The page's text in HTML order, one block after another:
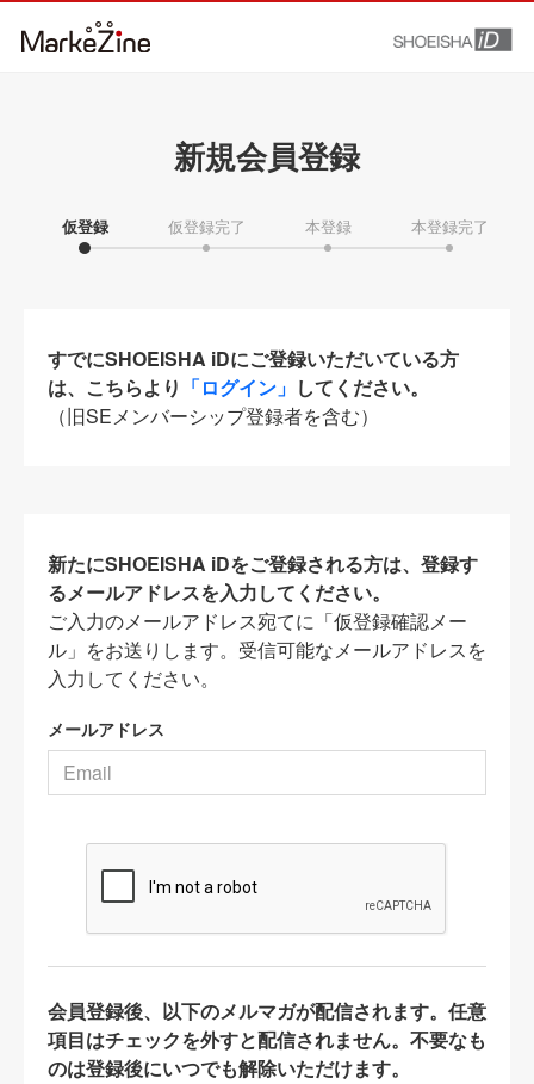
新規会員登録
仮登録 仮登録完了 本登録 本登録完了
すでにSHOEISHA iDにご登録いただいている方
は、こちらより 「ログイン」 してください。
（旧SEメンバーシップ登録者を含む）
新たにSHOEISHA iDをご登録される方は、登録す
るメールアドレスを入力してください。
ご入力のメールアドレス宛てに「仮登録確認メー
ル」をお送りします。受信可能なメールアドレスを
入力してください。
メールアドレス
会員登録後、以下のメルマガが配信されます。任意
項目はチェックを外すと配信されません。不要なも
のは登録後にいつでも解除いただけます。